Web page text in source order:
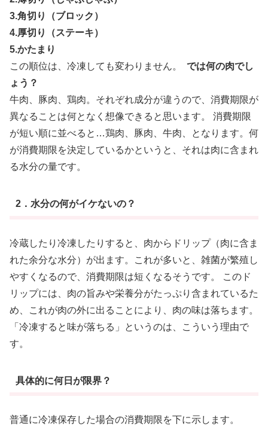
3.角切り（ブロック）
4.厚切り（ステーキ）
5.かたまり
この順位は、冷凍しても変わりません。
では何の肉でし
ょう？
牛肉、豚肉、鶏肉。それぞれ成分が違うので、消費期限が
異なることは何となく想像できると思います。 消費期限
が短い順に並べると…鶏肉、豚肉、牛肉、となります。何
が消費期限を決定しているかというと、それは肉に含まれ
る水分の量です。
2．水分の何がイケないの？
冷蔵したり冷凍したりすると、肉からドリップ（肉に含ま
れた余分な水分）が出ます。これが多いと、雑菌が繁殖し
やすくなるので、消費期限は短くなるそうです。 このド
リップには、肉の旨みや栄養分がたっぷり含まれているた
め、これが肉の外に出ることにより、肉の味は落ちます。
「冷凍すると味が落ちる」というのは、こういう理由で
す。
具体的に何日が限界？
普通に冷凍保存した場合の消費期限を下に示します。